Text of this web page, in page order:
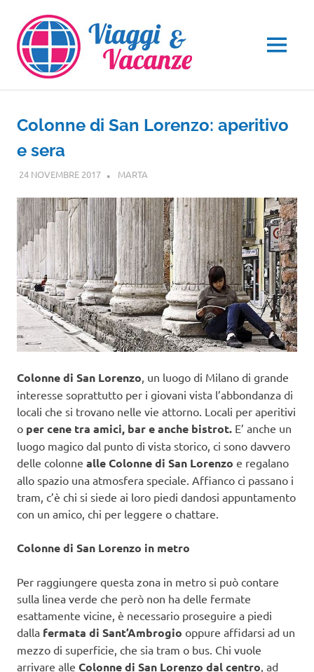
contenuto
MENU
Colonne di San Lorenzo: aperitivo
e sera
24 NOVEMBRE 2017 MARTA
Colonne di San Lorenzo, un luogo di Milano di grande
interesse soprattutto per i giovani vista l’abbondanza di
locali che si trovano nelle vie attorno. Locali per aperitivi
o per cene tra amici, bar e anche bistrot. E’ anche un
luogo magico dal punto di vista storico, ci sono davvero
delle colonne alle Colonne di San Lorenzo e regalano
allo spazio una atmosfera speciale. Affianco ci passano i
tram, c’è chi si siede ai loro piedi dandosi appuntamento
con un amico, chi per leggere o chattare.
Colonne di San Lorenzo in metro
Per raggiungere questa zona in metro si può contare
sulla linea verde che però non ha delle fermate
esattamente vicine, è necessario proseguire a piedi
dalla fermata di Sant’Ambrogio oppure affidarsi ad un
mezzo di superficie, che sia tram o bus. Chi vuole
arrivare alle Colonne di San Lorenzo dal centro, ad